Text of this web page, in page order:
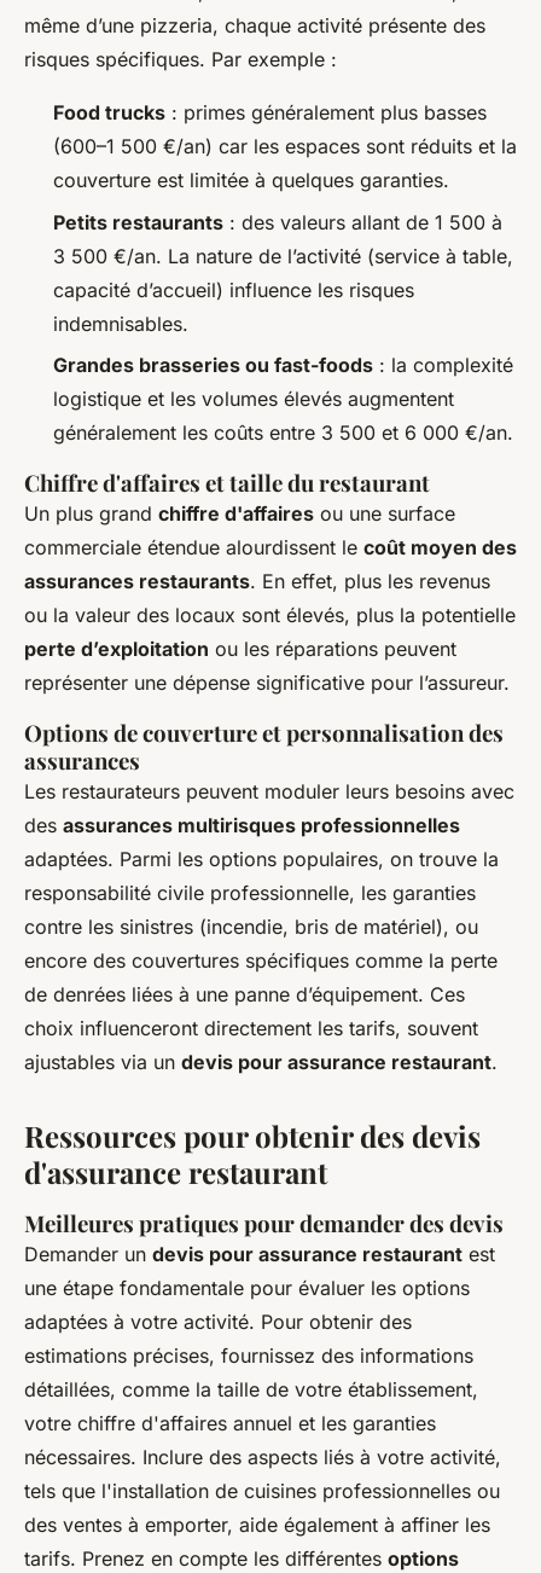
même d’une pizzeria, chaque activité présente des
risques spécifiques. Par exemple :
Food trucks : primes généralement plus basses
(600–1 500 €/an) car les espaces sont réduits et la
couverture est limitée à quelques garanties.
Petits restaurants : des valeurs allant de 1 500 à
3 500 €/an. La nature de l’activité (service à table,
capacité d’accueil) influence les risques
indemnisables.
Grandes brasseries ou fast-foods : la complexité
logistique et les volumes élevés augmentent
généralement les coûts entre 3 500 et 6 000 €/an.
Chiffre d'affaires et taille du restaurant
Un plus grand chiffre d'affaires ou une surface
commerciale étendue alourdissent le coût moyen des
assurances restaurants. En effet, plus les revenus
ou la valeur des locaux sont élevés, plus la potentielle
perte d’exploitation ou les réparations peuvent
représenter une dépense significative pour l’assureur.
Options de couverture et personnalisation des
assurances
Les restaurateurs peuvent moduler leurs besoins avec
des assurances multirisques professionnelles
adaptées. Parmi les options populaires, on trouve la
responsabilité civile professionnelle, les garanties
contre les sinistres (incendie, bris de matériel), ou
encore des couvertures spécifiques comme la perte
de denrées liées à une panne d’équipement. Ces
choix influenceront directement les tarifs, souvent
ajustables via un devis pour assurance restaurant.
Ressources pour obtenir des devis
d'assurance restaurant
Meilleures pratiques pour demander des devis
Demander un devis pour assurance restaurant est
une étape fondamentale pour évaluer les options
adaptées à votre activité. Pour obtenir des
estimations précises, fournissez des informations
détaillées, comme la taille de votre établissement,
votre chiffre d'affaires annuel et les garanties
nécessaires. Inclure des aspects liés à votre activité,
tels que l'installation de cuisines professionnelles ou
des ventes à emporter, aide également à affiner les
tarifs. Prenez en compte les différentes options